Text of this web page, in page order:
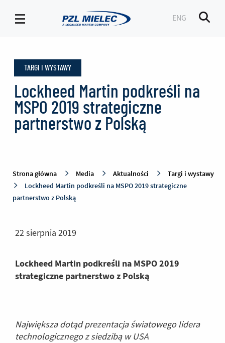
wystawy
-
PZL
Mielec
ENG
TARGI I WYSTAWY
Lockheed Martin podkreśli na
MSPO 2019 strategiczne
partnerstwo z Polską
Strona główna Media Aktualności
Targi i wystawy
Lockheed Martin podkreśli na MSPO 2019 strategiczne
partnerstwo z Polską
22 sierpnia 2019
Lockheed Martin podkreśli na MSPO 2019
strategiczne partnerstwo z Polską
Największa dotąd prezentacja światowego lidera
technologicznego z siedzibą w USA